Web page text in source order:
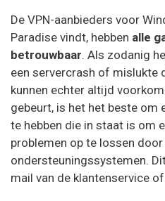
De VPN-aanbieders voor
Paradise vindt, hebben alle
betrouwbaar. Als zodanig
een servercrash of mislukte
kunnen echter altijd
gebeurt, is het het beste om
te hebben die in staat is om
problemen op te lossen
ondersteuningssystemen.
mail van de klantenservice